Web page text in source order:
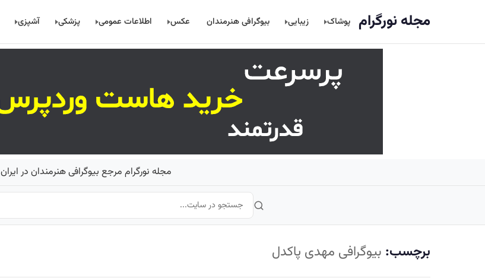
مجله نورگرام پوشاک زیبایی بیوگرافی هنرمندان عکس اطلاعات عمومی پزشکی آشپزی
مجله نورگرام مرجع بیوگرافی هنرمندان در ایران
برچسب: بیوگرافی مهدی پاکدل